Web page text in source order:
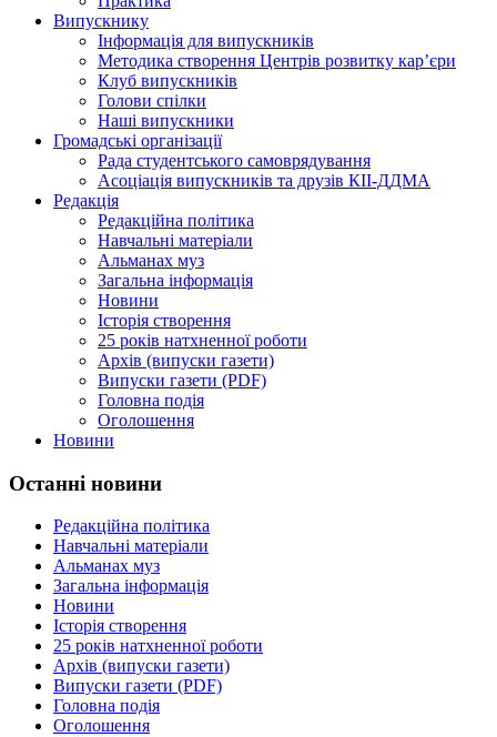
Випускнику
Інформація для випускників
Методика створення Центрів розвитку кар’єри
Клуб випускників
Голови спілки
Наші випускники
Громадські організації
Рада студентського самоврядування
Асоціація випускників та друзів КІІ-ДДМА
Редакція
Редакційна політика
Навчальні матеріали
Альманах муз
Загальна інформація
Новини
Історія створення
25 років натхненної роботи
Архів (випуски газети)
Випуски газети (PDF)
Головна подія
Оголошення
Новини
Останні новини
Редакційна політика
Навчальні матеріали
Альманах муз
Загальна інформація
Новини
Історія створення
25 років натхненної роботи
Архів (випуски газети)
Випуски газети (PDF)
Головна подія
Оголошення